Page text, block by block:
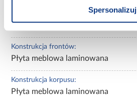
Spersonalizuj
mat
Konstrukcja frontów:
Płyta meblowa laminowana
Konstrukcja korpusu:
Płyta meblowa laminowana